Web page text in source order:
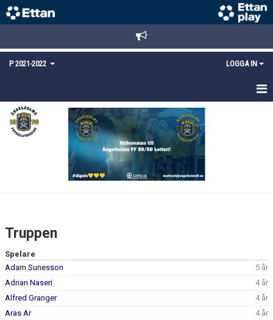
P 2021-2022 LOGGA IN
HEM
TRUPPEN
Truppen
Spelare
Adam Sunesson
5 år
Adrian Naseri
4 år
Alfred Granger
4 år
Aras Ar
4 år